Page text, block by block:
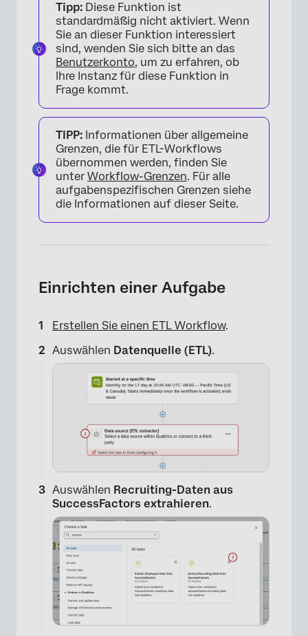
Tipp: Diese Funktion ist
standardmäßig nicht aktiviert. Wenn
Sie an dieser Funktion interessiert
sind, wenden Sie sich bitte an das
Benutzerkonto, um zu erfahren, ob
Ihre Instanz für diese Funktion in
Frage kommt.
TIPP: Informationen über allgemeine
Grenzen, die für ETL-Workflows
übernommen werden, finden Sie
unter Workflow-Grenzen. Für alle
aufgabenspezifischen Grenzen siehe
die Informationen auf dieser Seite.
Einrichten einer Aufgabe
Erstellen Sie einen ETL Workflow.
Auswählen Datenquelle (ETL).
Auswählen Recruiting-Daten aus
SuccessFactors extrahieren.